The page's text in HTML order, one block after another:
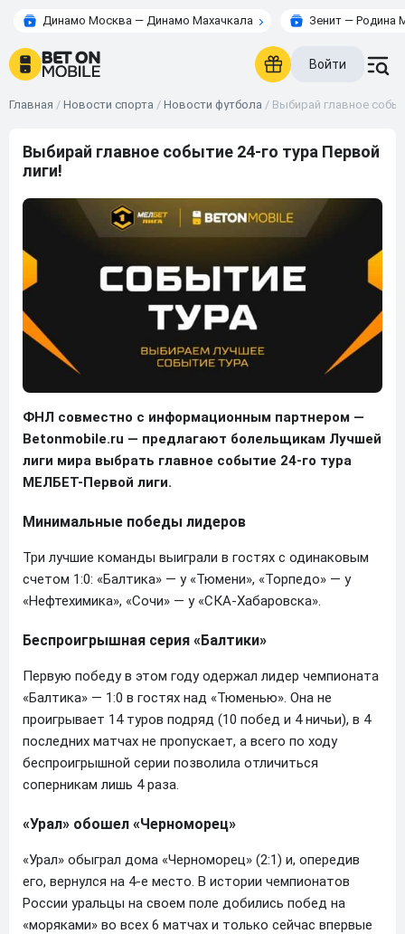
Динамо Москва — Динамо Махачкала Зенит — Родина
Войти
Главная / Новости спорта / Новости футбола / Выбирай главное
Выбирай главное событие 24-го тура Первой
лиги!
ФНЛ совместно с информационным партнером —
Betonmobile.ru — предлагают болельщикам Лучшей
лиги мира выбрать главное событие 24-го тура
МЕЛБЕТ-Первой лиги.
Минимальные победы лидеров
Три лучшие команды выиграли в гостях с одинаковым
счетом 1:0: «Балтика» — у «Тюмени», «Торпедо» — у
«Нефтехимика», «Сочи» — у «СКА-Хабаровска».
Беспроигрышная серия «Балтики»
Первую победу в этом году одержал лидер чемпионата
«Балтика» — 1:0 в гостях над «Тюменью». Она не
проигрывает 14 туров подряд (10 побед и 4 ничьи), в 4
последних матчах не пропускает, а всего по ходу
беспроигрышной серии позволила отличиться
соперникам лишь 4 раза.
«Урал» обошел «Черноморец»
«Урал» обыграл дома «Черноморец» (2:1) и, опередив
его, вернулся на 4-е место. В истории чемпионатов
России уральцы на своем поле добились побед на
«моряками» во всех 6 матчах и только сейчас впервые